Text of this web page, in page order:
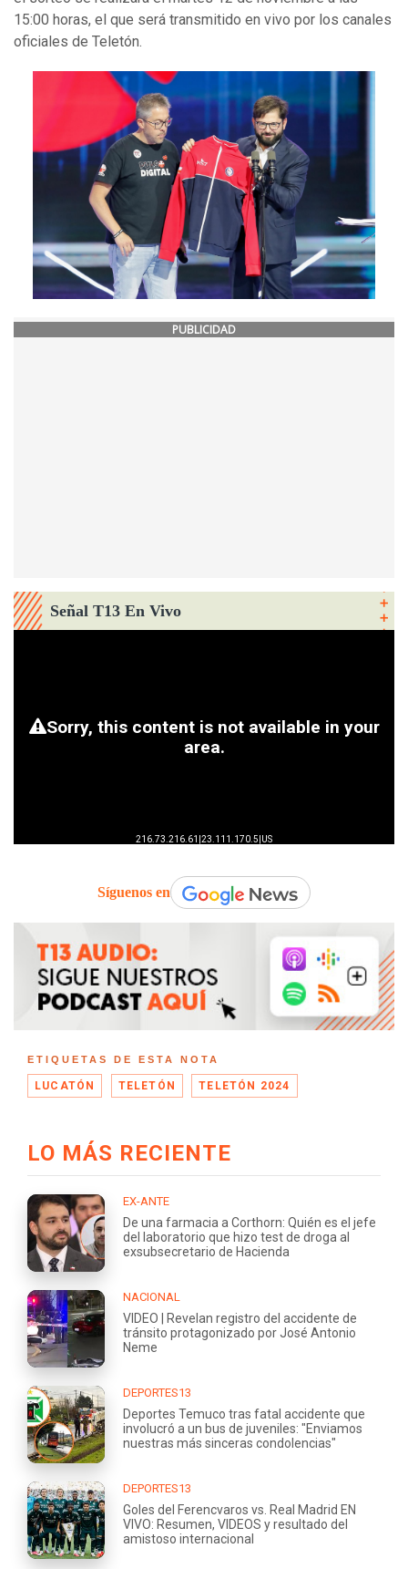
15:00 horas, el que será transmitido en vivo por los canales
oficiales de Teletón.
PUBLICIDAD
Señal T13 En Vivo
Síguenos en
ETIQUETAS DE ESTA NOTA
LUCATÓN TELETÓN TELETÓN 2024
LO MÁS RECIENTE
EX-ANTE
De una farmacia a Corthorn: Quién es el jefe
del laboratorio que hizo test de droga al
exsubsecretario de Hacienda
NACIONAL
VIDEO | Revelan registro del accidente de
tránsito protagonizado por José Antonio
Neme
DEPORTES13
Deportes Temuco tras fatal accidente que
involucró a un bus de juveniles: "Enviamos
nuestras más sinceras condolencias"
DEPORTES13
Goles del Ferencvaros vs. Real Madrid EN
VIVO: Resumen, VIDEOS y resultado del
amistoso internacional